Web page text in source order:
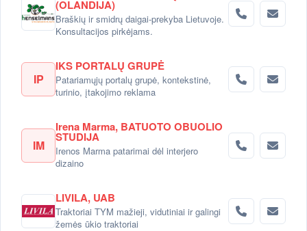
(OLANDIJA)
Braškių ir smidrų daigai-prekyba Lietuvoje.
Konsultacijos pirkėjams.
IP
IKS PORTALŲ GRUPĖ
Patariamųjų portalų grupė, kontekstinė,
turinio, įtakojimo reklama
IM
Irena Marma, BATUOTO OBUOLIO
STUDIJA
Irenos Marma patarimai dėl interjero
dizaino
LIVILA, UAB
Traktoriai TYM mažieji, vidutiniai ir galingi
žemės ūkio traktoriai